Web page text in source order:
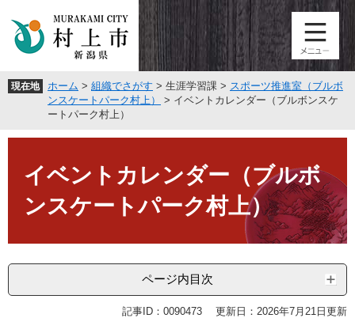
頭
。
飛
て
現在地 ホーム > 組織でさがす > 生涯学習課 > スポーツ推進室（ブルボ
ンスケートパーク村上）
> イベントカレンダー（ブルボンスケ
ートパーク村上）
イベントカレンダー（ブルボ
ンスケートパーク村上）
ページ内目次
記事ID：0090473 更新日：2026年7月21日更新